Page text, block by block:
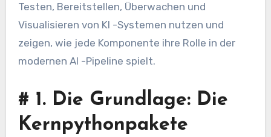
Testen, Bereitstellen, Überwachen und
Visualisieren von KI -Systemen nutzen und
zeigen, wie jede Komponente ihre Rolle in der
modernen AI -Pipeline spielt.
# 1. Die Grundlage: Die
Kernpythonpakete